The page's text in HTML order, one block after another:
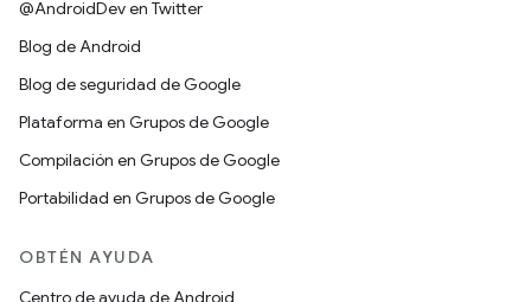
@AndroidDev en Twitter
Blog de Android
Blog de seguridad de Google
Plataforma en Grupos de Google
Compilación en Grupos de Google
Portabilidad en Grupos de Google
OBTÉN AYUDA
Centro de ayuda de Android